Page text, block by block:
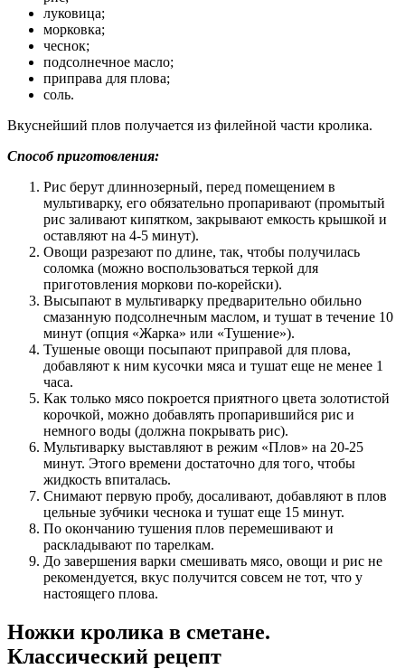
луковица;
морковка;
чеснок;
подсолнечное масло;
приправа для плова;
соль.
Вкуснейший плов получается из филейной части кролика.
Способ приготовления:
Рис берут длиннозерный, перед помещением в
мультиварку, его обязательно пропаривают (промытый
рис заливают кипятком, закрывают емкость крышкой и
оставляют на 4-5 минут).
Овощи разрезают по длине, так, чтобы получилась
соломка (можно воспользоваться теркой для
приготовления моркови по-корейски).
Высыпают в мультиварку предварительно обильно
смазанную подсолнечным маслом, и тушат в течение 10
минут (опция «Жарка» или «Тушение»).
Тушеные овощи посыпают приправой для плова,
добавляют к ним кусочки мяса и тушат еще не менее 1
часа.
Как только мясо покроется приятного цвета золотистой
корочкой, можно добавлять пропарившийся рис и
немного воды (должна покрывать рис).
Мультиварку выставляют в режим «Плов» на 20-25
минут. Этого времени достаточно для того, чтобы
жидкость впиталась.
Снимают первую пробу, досаливают, добавляют в плов
цельные зубчики чеснока и тушат еще 15 минут.
По окончанию тушения плов перемешивают и
раскладывают по тарелкам.
До завершения варки смешивать мясо, овощи и рис не
рекомендуется, вкус получится совсем не тот, что у
настоящего плова.
Ножки кролика в сметане.
Классический рецепт